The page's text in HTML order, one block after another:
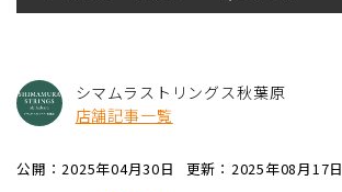
シマムラストリングス秋葉原
店舗記事一覧
公開：2025年04月30日 更新：2025年08月17日